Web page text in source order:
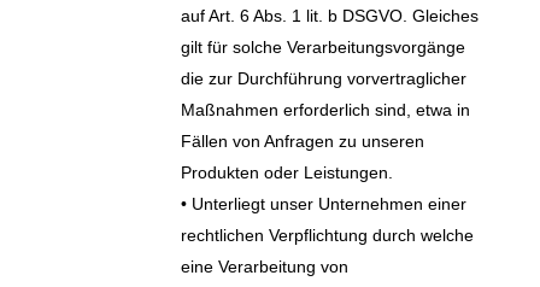
auf Art. 6 Abs. 1 lit. b DSGVO. Gleiches
gilt für solche Verarbeitungsvorgänge
die zur Durchführung vorvertraglicher
Maßnahmen erforderlich sind, etwa in
Fällen von Anfragen zu unseren
Produkten oder Leistungen.
• Unterliegt unser Unternehmen einer
rechtlichen Verpflichtung durch welche
eine Verarbeitung von